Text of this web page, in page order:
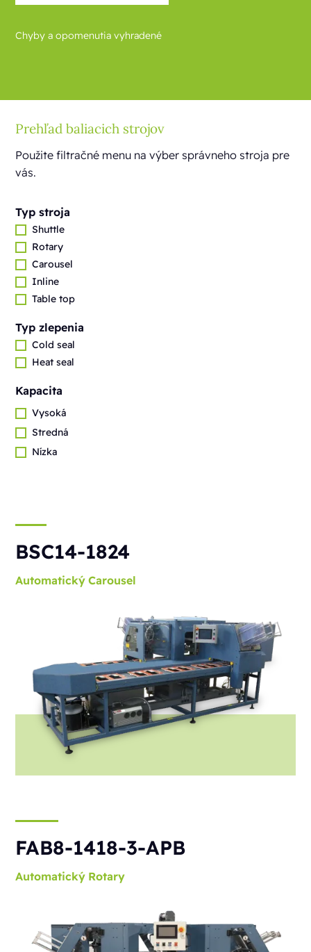
Chyby a opomenutia vyhradené
Prehľad baliacich strojov
Použite filtračné menu na výber správneho stroja pre
vás.
Typ stroja
Shuttle
Rotary
Carousel
Inline
Table top
Typ zlepenia
Cold seal
Heat seal
Kapacita
Vysoká
Stredná
Nízka
BSC14-1824
Automatický Carousel
FAB8-1418-3-APB
Automatický Rotary